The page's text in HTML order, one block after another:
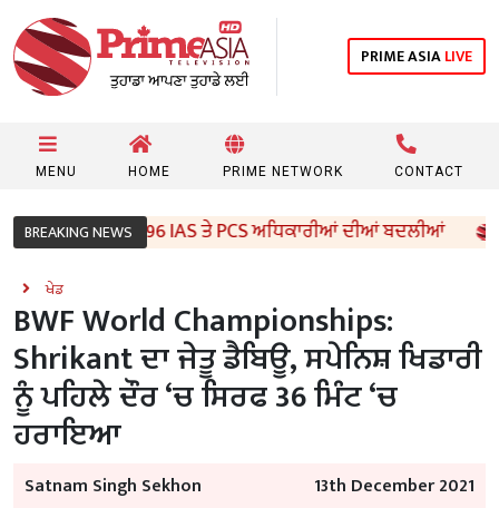
PRIME ASIALIVE
MENU HOME PRIME NETWORK CONTACT
BREAKING NEWS
ਸਰਕਾਰ ਵੱਲੋਂ 96 IAS ਤੇ PCS ਅਧਿਕਾਰੀਆਂ ਦੀਆਂ ਬਦਲੀਆਂ
ਖੇਡ
BWF World Championships:
‪Shrikant ਦਾ ਜੇਤੂ ਡੈਬਿਊ, ਸਪੇਨਿਸ਼ ਖਿਡਾਰੀ
ਨੂੰ ਪਹਿਲੇ ਦੌਰ ‘ਚ ਸਿਰਫ 36 ਮਿੰਟ ‘ਚ
ਹਰਾਇਆ
Satnam Singh Sekhon 13th December 2021